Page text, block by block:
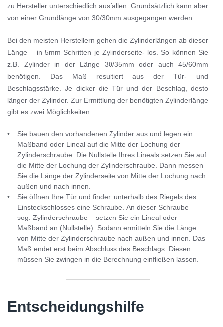
zu Hersteller unterschiedlich ausfallen. Grundsätzlich kann aber
von einer Grundlänge von 30/30mm ausgegangen werden.
Bei den meisten Herstellern gehen die Zylinderlängen ab dieser
Länge – in 5mm Schritten je Zylinderseite- los. So können Sie
z.B. Zylinder in der Länge 30/35mm oder auch 45/60mm
benötigen. Das Maß resultiert aus der Tür- und
Beschlagsstärke. Je dicker die Tür und der Beschlag, desto
länger der Zylinder. Zur Ermittlung der benötigten Zylinderlänge
gibt es zwei Möglichkeiten:
Sie bauen den vorhandenen Zylinder aus und legen ein
Maßband oder Lineal auf die Mitte der Lochung der
Zylinderschraube. Die Nullstelle Ihres Lineals setzen Sie auf
die Mitte der Lochung der Zylinderschraube. Dann messen
Sie die Länge der Zylinderseite von Mitte der Lochung nach
außen und nach innen.
Sie öffnen Ihre Tür und finden unterhalb des Riegels des
Einsteckschlosses eine Schraube. An dieser Schraube –
sog. Zylinderschraube – setzen Sie ein Lineal oder
Maßband an (Nullstelle). Sodann ermitteln Sie die Länge
von Mitte der Zylinderschraube nach außen und innen. Das
Maß endet erst beim Abschluss des Beschlags. Diesen
müssen Sie zwingen in die Berechnung einfließen lassen.
Entscheidungshilfe